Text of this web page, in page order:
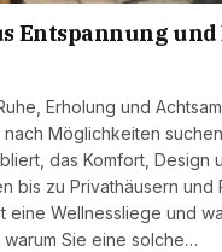
Entspannung und
Erholung und
Möglichkeiten
das Komfort,
bis zu Privathäusern
eine Wellnessliege und
Sie eine solche…